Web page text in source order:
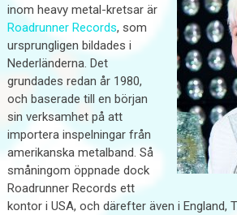
inom heavy metal-kretsar är
Roadrunner Records, som
ursprungligen bildades i
Nederländerna. Det
grundades redan år 1980,
och baserade till en början
sin verksamhet på att
importera inspelningar från
amerikanska metalband. Så
småningom öppnade dock
Roadrunner Records ett
kontor i USA, och därefter även i England,